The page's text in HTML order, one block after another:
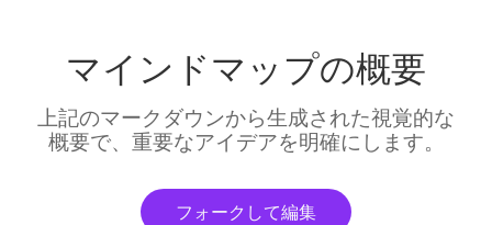
マインドマップの概要
上記のマークダウンから生成された視覚的な
概要で、重要なアイデアを明確にします。
フォークして編集